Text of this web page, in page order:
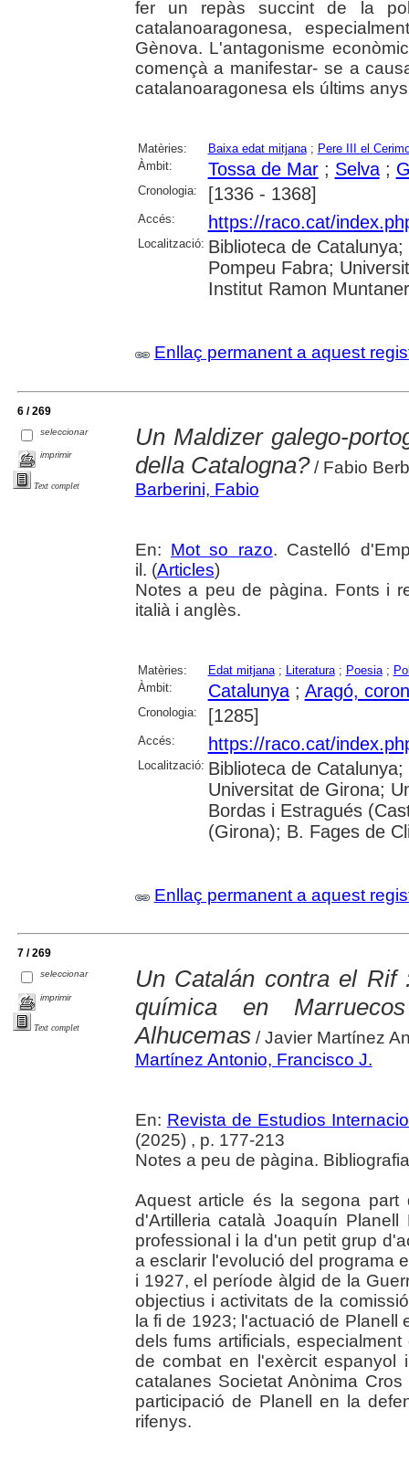
fer un repàs succint de la
catalanoaragonesa,
Gènova. L'antagonisme
començà a manifestar- se a
catalanoaragonesa els últims
Matèries: Baixa edat mitjana; Pere III el
Àmbit:
Tossa de Mar; Selva;
Cronologia: [1336 - 1368]
Accés: https://raco.cat/
Localització: Biblioteca de
Pompeu Fabra;
Institut Ramon Muntaner
Enllaç permanent a aquest
6 / 269
seleccionar
imprimir
Text complet
Un Maldizer galego-
della Catalogna?/ Fabio
Barberini, Fabio
En: Mot so razo. Castelló
il. (Articles)
Notes a peu de pàgina. Fonts i
italià i anglès.
Matèries: Edat mitjana; Literatura; Poesia;
Àmbit:
Catalunya; Aragó,
Cronologia: [1285]
Accés: https://raco.cat/
Localització: Biblioteca de
Universitat de Girona;
Bordas i Estragués
(Girona); B. Fages de
Enllaç permanent a aquest
7 / 269
seleccionar
imprimir
Text complet
Un Catalán contra el
química en
Alhucemas/ Javier Martínez
Martínez Antonio, Francisco J.
En: Revista de Estudios
(2025) , p. 177-213
Notes a peu de pàgina.
Aquest article és la segona
d'Artilleria català Joaquín
professional i la d'un petit grup
a esclarir l'evolució del programa
i 1927, el període àlgid de la
objectius i activitats de la
la fi de 1923; l'actuació de Planell
dels fums artificials,
de combat en l'exèrcit espanyol
catalanes Societat Anònima
participació de Planell en la
rifenys.